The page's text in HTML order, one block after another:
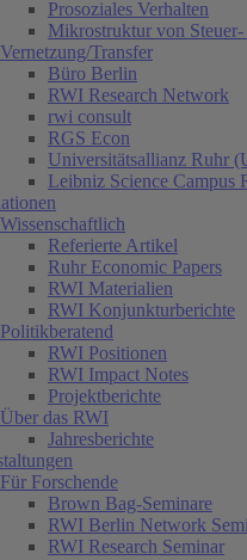
Prosoziales Verhalten
Mikrostruktur von Steuer-
Vernetzung/Transfer
Büro Berlin
RWI Research Network
rwi consult
RGS Econ
Universitätsallianz Ruhr
Leibniz Science Campus
Wissenschaftlich
Referierte Artikel
Ruhr Economic Papers
RWI Materialien
RWI Konjunkturberichte
Politikberatend
RWI Positionen
RWI Impact Notes
Projektberichte
Über das RWI
Jahresberichte
Für Forschende
Brown Bag-Seminare
RWI Berlin Network
RWI Research Seminar